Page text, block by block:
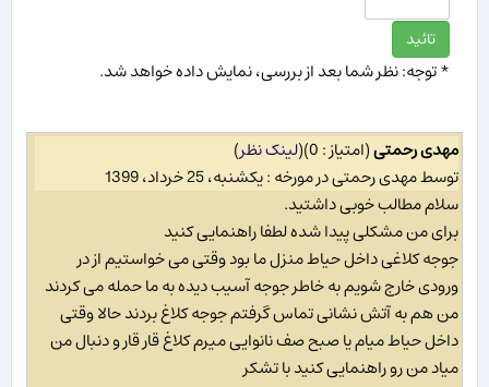
* توجه: نظر شما بعد از بررسی، نمایش داده خواهد شد.
مهدی رحمتی(امتیاز : 0) (لینک نظر)
توسط مهدی رحمتی در مورخه : یکشنبه، 25 خرداد، 1399
سلام مطالب خوبی داشتید.
برای من مشکلی پیدا شده لطفا راهنمایی کنید
جوجه کلاغی داخل حیاط منزل ما بود وقتی می خواستیم از در
ورودی خارج شویم به خاطر جوجه آسیب دیده به ما حمله می کردند
من هم به آتش نشانی تماس گرفتم جوجه کلاغ بردند حالا وقتی
داخل حیاط میام یا صبح صف نانوایی میرم کلاغ قار قار و دنبال من
میاد من رو راهنمایی کنید با تشکر